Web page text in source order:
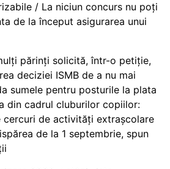
/ La niciun concurs nu poți
de la început asigurarea unui
părinți solicită, într-o petiție,
deciziei ISMB de a nu mai
sumele pentru posturile la plata
din cadrul cluburilor copiilor:
cercuri de activități extrașcolare
de la 1 septembrie, spun